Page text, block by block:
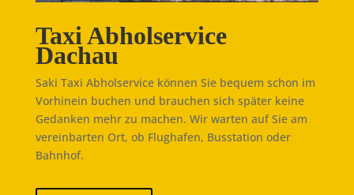
Taxi Abholservice
Dachau
Saki Taxi Abholservice können Sie bequem schon im
Vorhinein buchen und brauchen sich später keine
Gedanken mehr zu machen. Wir warten auf Sie am
vereinbarten Ort, ob Flughafen, Busstation oder
Bahnhof.